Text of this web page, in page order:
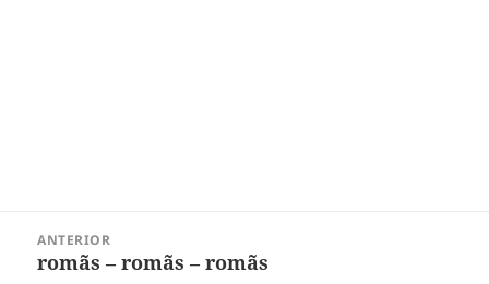
ANTERIOR
Post
romãs – romãs – romãs